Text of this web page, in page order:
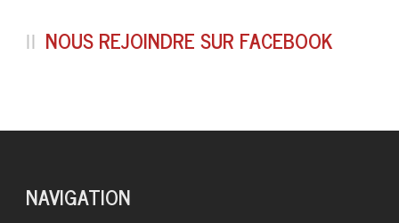
NOUS REJOINDRE SUR FACEBOOK
NAVIGATION